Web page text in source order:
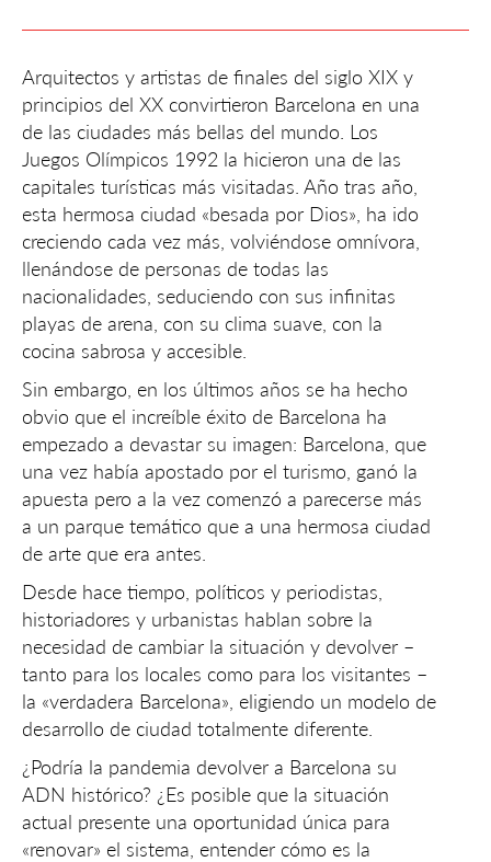
Arquitectos y artistas de finales del siglo XIX y
principios del XX convirtieron Barcelona en una
de las ciudades más bellas del mundo. Los
Juegos Olímpicos 1992 la hicieron una de las
capitales turísticas más visitadas. Año tras año,
esta hermosa ciudad «besada por Dios», ha ido
creciendo cada vez más, volviéndose omnívora,
llenándose de personas de todas las
nacionalidades, seduciendo con sus infinitas
playas de arena, con su clima suave, con la
cocina sabrosa y accesible.
Sin embargo, en los últimos años se ha hecho
obvio que el increíble éxito de Barcelona ha
empezado a devastar su imagen: Barcelona, ​​que
una vez había apostado por el turismo, ganó la
apuesta pero a la vez comenzó a parecerse más
a un parque temático que a una hermosa ciudad
de arte que era antes.
Desde hace tiempo, políticos y periodistas,
historiadores y urbanistas hablan sobre la
necesidad de cambiar la situación y devolver –
tanto para los locales como para los visitantes –
la «verdadera Barcelona», ​​eligiendo un modelo de
desarrollo de ciudad totalmente diferente.
¿Podría la pandemia devolver a Barcelona su
ADN histórico? ¿Es posible que la situación
actual presente una oportunidad única para
«renovar» el sistema, entender cómo es la